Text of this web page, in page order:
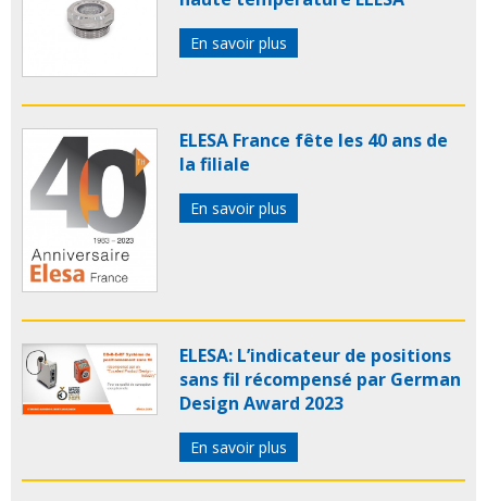
En savoir plus
ELESA France fête les 40 ans de
la filiale
En savoir plus
ELESA: L’indicateur de positions
sans fil récompensé par German
Design Award 2023
En savoir plus